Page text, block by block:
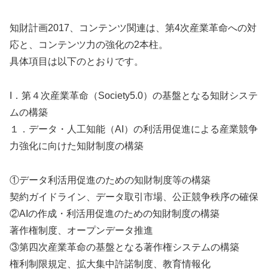
知財計画2017、コンテンツ関連は、第4次産業革命への対
応と、コンテンツ力の強化の2本柱。
具体項目は以下のとおりです。
I．第４次産業革命（Society5.0）の基盤となる知財システ
ムの構築
１．データ・人工知能（AI）の利活用促進による産業競争
力強化に向けた知財制度の構築
①データ利活用促進のための知財制度等の構築
契約ガイドライン、データ取引市場、公正競争秩序の確保
②AIの作成・利活用促進のための知財制度の構築
著作権制度、オープンデータ推進
③第四次産業革命の基盤となる著作権システムの構築
権利制限規定、拡大集中許諾制度、教育情報化